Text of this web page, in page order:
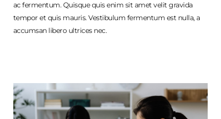
ac fermentum. Quisque quis enim sit amet velit gravida
tempor et quis mauris. Vestibulum fermentum est nulla, a
accumsan libero ultrices nec.